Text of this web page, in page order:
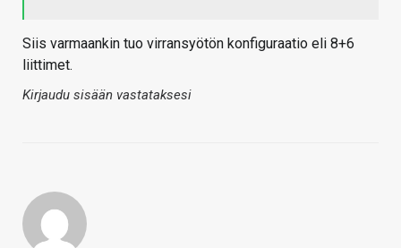
Siis varmaankin tuo virransyötön konfiguraatio eli 8+6
liittimet.
Kirjaudu sisään vastataksesi